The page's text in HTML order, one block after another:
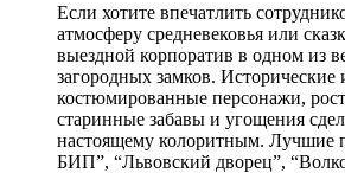
Если хотите впечатлить
атмосферу средневековья или
выездной корпоратив в одном из
загородных замков. Исторические
костюмированные персонажи,
старинные забавы и угощения
настоящему колоритным. Лучшие
БИП”, “Львовский дворец”,